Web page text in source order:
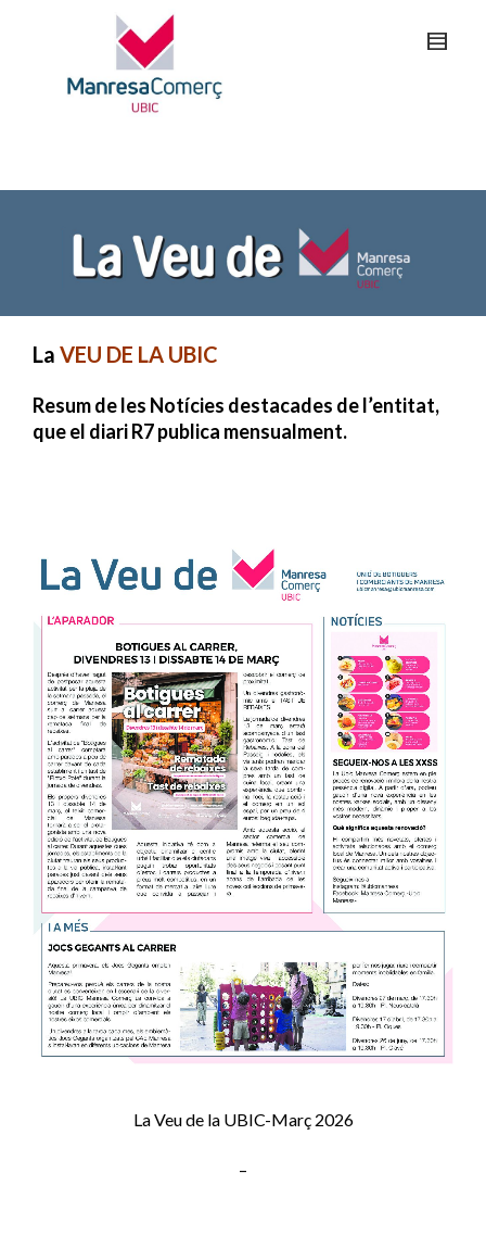
La VEU DE LA UBIC
Resum de les Notícies destacades de l’entitat,
que el diari R7 publica mensualment.
La Veu de la UBIC-Març 2026
–